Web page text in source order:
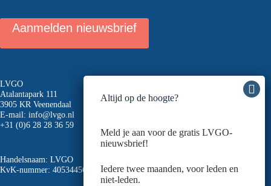
Aanmelden nieuwsbrief
LVGO
Atalantapark 111
3905 KR Veenendaal
E-mail: info@lvgo.nl
+31 (0)6 28 28 36 59
Handelsnaam: LVGO
KvK-nummer: 40534456
Altijd op de hoogte?
Meld je aan voor de gratis LVGO-
nieuwsbrief!
Iedere twee maanden, voor leden en
niet-leden.